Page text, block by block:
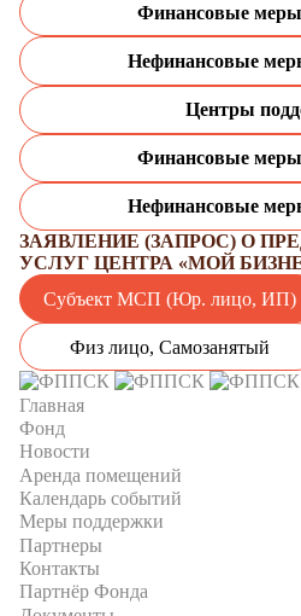
Финансовые
Нефинансовые
Центры
Финансовые
Нефинансовые
ЗАЯВЛЕНИЕ (ЗАПРОС) О
УСЛУГ ЦЕНТРА «МОЙ
Субъект МСП (Юр. лицо, ИП)
Физ лицо, Самозанятый
Главная
Фонд
Новости
Аренда помещений
Календарь событий
Меры поддержки
Партнеры
Контакты
Партнёр Фонда